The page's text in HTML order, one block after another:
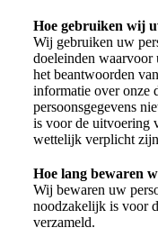
Hoe gebruiken wij
Wij gebruiken uw
doeleinden waarvoor
het beantwoorden
informatie over onze
persoonsgegevens
is voor de uitvoering
wettelijk verplicht
Hoe lang bewaren
Wij bewaren uw
noodzakelijk is voor
verzameld.